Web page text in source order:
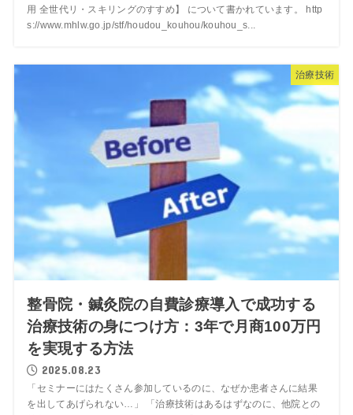
用 全世代リ・スキリングのすすめ】 について書かれています。 http
s://www.mhlw.go.jp/stf/houdou_kouhou/kouhou_s...
治療技術
整骨院・鍼灸院の自費診療導入で成功する
治療技術の身につけ方：3年で月商100万円
を実現する方法
2025.08.23
「セミナーにはたくさん参加しているのに、なぜか患者さんに結果
を出してあげられない…」 「治療技術はあるはずなのに、他院との